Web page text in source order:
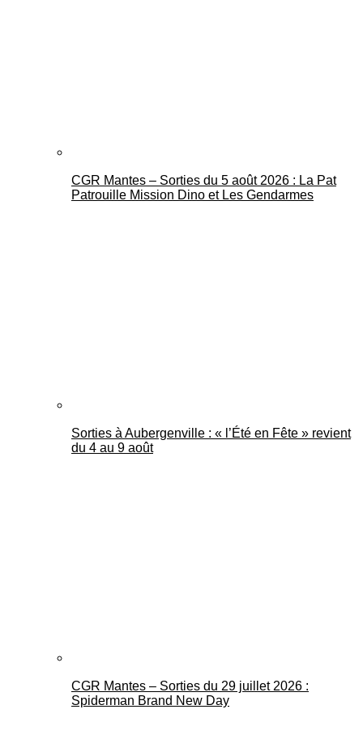
CGR Mantes – Sorties du 5 août 2026 : La Pat
Patrouille Mission Dino et Les Gendarmes
Sorties à Aubergenville : « l’Été en Fête » revient
du 4 au 9 août
CGR Mantes – Sorties du 29 juillet 2026 :
Spiderman Brand New Day